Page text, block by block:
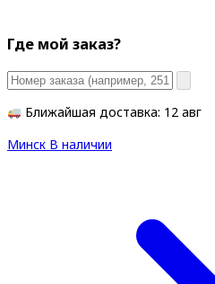
Где мой заказ?
Ближайшая доставка: 12 авг
Минск В наличии